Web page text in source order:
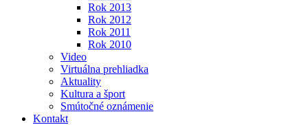
Rok 2013
Rok 2012
Rok 2011
Rok 2010
Video
Virtuálna prehliadka
Aktuality
Kultura a šport
Smútočné oznámenie
Kontakt